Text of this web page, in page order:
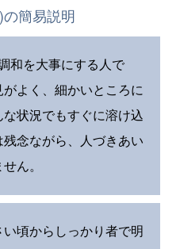
簡易説明
和を大事にする人で
よく、細かいところに
状況でもすぐに溶け込
念ながら、人づきあい
ん。
い頃からしっかり者で明